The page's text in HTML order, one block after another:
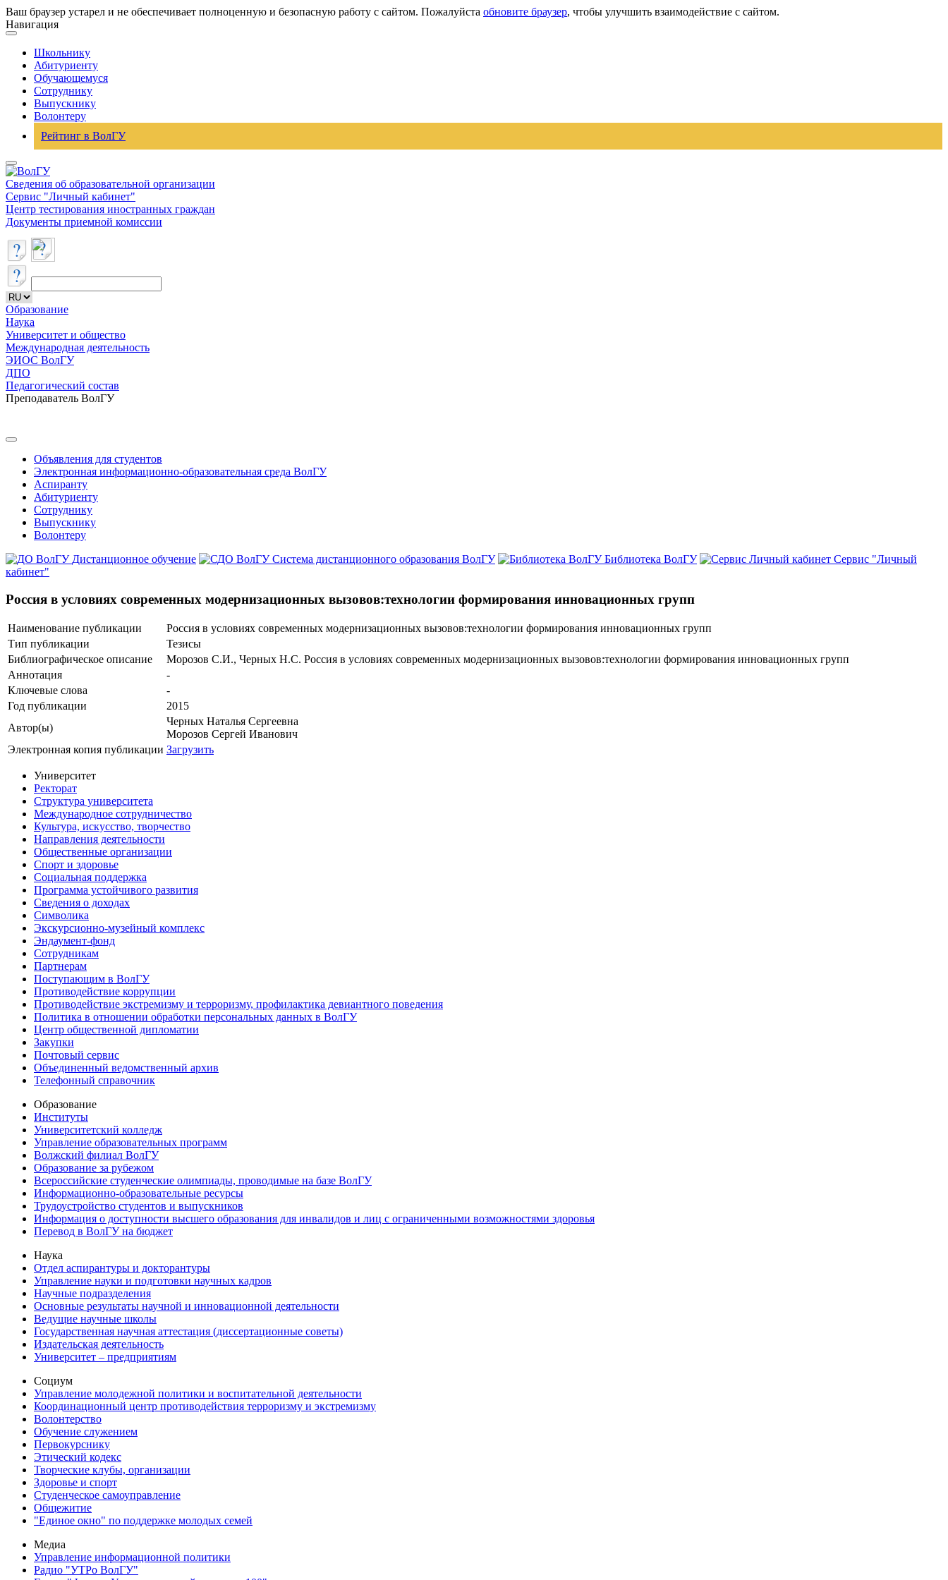
Ваш браузер устарел и не обеспечивает полноценную и безопасную работу с сайтом. Пожалуйста обновите браузер, чтобы улучшить взаимодействие с сайтом.
Навигация
Школьнику
Абитуриенту
Обучающемуся
Сотруднику
Выпускнику
Волонтеру
Рейтинг в ВолГУ
Сведения об образовательной организации
Сервис "Личный кабинет"
Центр тестирования иностранных граждан
Документы приемной комиссии
Образование
Наука
Университет и общество
Международная деятельность
ЭИОС ВолГУ
ДПО
Педагогический состав
Преподаватель ВолГУ
Объявления для студентов
Электронная информационно-образовательная среда ВолГУ
Аспиранту
Абитуриенту
Сотруднику
Выпускнику
Волонтеру
Дистанционное обучение
Система дистанционного образования ВолГУ Библиотека ВолГУ
Сервис "Личный
кабинет"
Россия в условиях современных модернизационных вызовов:технологии формирования инновационных групп
Наименование публикации
Россия в условиях современных модернизационных вызовов:технологии формирования инновационных групп
Тип публикации
Тезисы
Библиографическое описание
Морозов С.И., Черных Н.С. Россия в условиях современных модернизационных вызовов:технологии формирования инновационных групп
Аннотация
-
Ключевые cлова
-
Год публикации
2015
Автор(ы)
Черных Наталья Сергеевна
Морозов Сергей Иванович
Электронная копия публикации Загрузить
Университет
Ректорат
Структура университета
Международное сотрудничество
Культура, искусство, творчество
Направления деятельности
Общественные организации
Спорт и здоровье
Социальная поддержка
Программа устойчивого развития
Сведения о доходах
Символика
Экскурсионно-музейный комплекс
Эндаумент-фонд
Сотрудникам
Партнерам
Поступающим в ВолГУ
Противодействие коррупции
Противодействие экстремизму и терроризму, профилактика девиантного поведения
Политика в отношении обработки персональных данных в ВолГУ
Центр общественной дипломатии
Закупки
Почтовый сервис
Объединенный ведомственный архив
Телефонный справочник
Образование
Институты
Университетский колледж
Управление образовательных программ
Волжский филиал ВолГУ
Образование за рубежом
Всероссийские студенческие олимпиады, проводимые на базе ВолГУ
Информационно-образовательные ресурсы
Трудоустройство студентов и выпускников
Информация о доступности высшего образования для инвалидов и лиц с ограниченными возможностями здоровья
Перевод в ВолГУ на бюджет
Наука
Отдел аспирантуры и докторантуры
Управление науки и подготовки научных кадров
Научные подразделения
Основные результаты научной и инновационной деятельности
Ведущие научные школы
Государственная научная аттестация (диссертационные советы)
Издательская деятельность
Университет – предприятиям
Социум
Управление молодежной политики и воспитательной деятельности
Координационный центр противодействия терроризму и экстремизму
Волонтерство
Обучение служением
Первокурснику
Этический кодекс
Творческие клубы, организации
Здоровье и спорт
Студенческое самоуправление
Общежитие
"Единое окно" по поддержке молодых семей
Медиа
Управление информационной политики
Радио "УТРо ВолГУ"